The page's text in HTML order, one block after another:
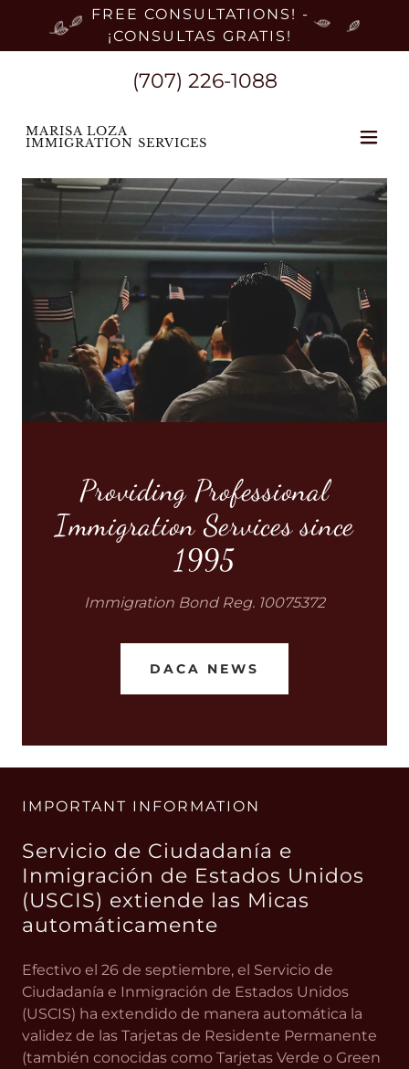
FREE CONSULTATIONS! -
¡CONSULTAS GRATIS!
(707) 226-1088
MARISA LOZA
IMMIGRATION SERVICES
Providing Professional
Immigration Services since
1995
Immigration Bond Reg. 10075372
DACA NEWS
IMPORTANT INFORMATION
Servicio de Ciudadanía e
Inmigración de Estados Unidos
(USCIS) extiende las Micas
automáticamente
Efectivo el 26 de septiembre, el Servicio de
Ciudadanía e Inmigración de Estados Unidos
(USCIS) ha extendido de manera automática la
validez de las Tarjetas de Residente Permanente
(también conocidas como Tarjetas Verde o Green